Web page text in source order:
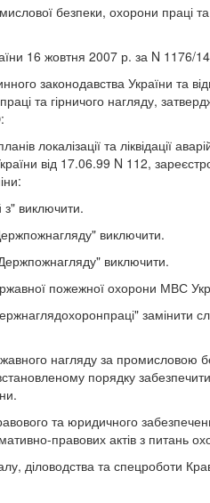
безпеки, охорони праці
16 жовтня 2007 р. за N 1176/
законодавства України та
та гірничого нагляду,
локалізації та ліквідації
від 17.06.99 N 112,
виключити.
виключити.
виключити.
пожежної охорони МВС
замінити
нагляду за промисловою
порядку
та юридичного
правових актів з питань
діловодства та спецроботи